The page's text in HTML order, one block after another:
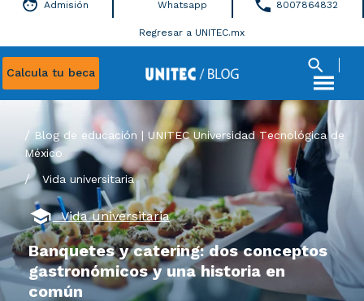
Calcula tu beca
Admisión Whatsapp 8007864832
Regresar a UNITEC.mx
Blog de educación | UNITEC Universidad Tecnológica de
México
/Vida universitaria
Vida universitaria
Banquetes y catering: dos conceptos
gastronómicos y una historia en
común